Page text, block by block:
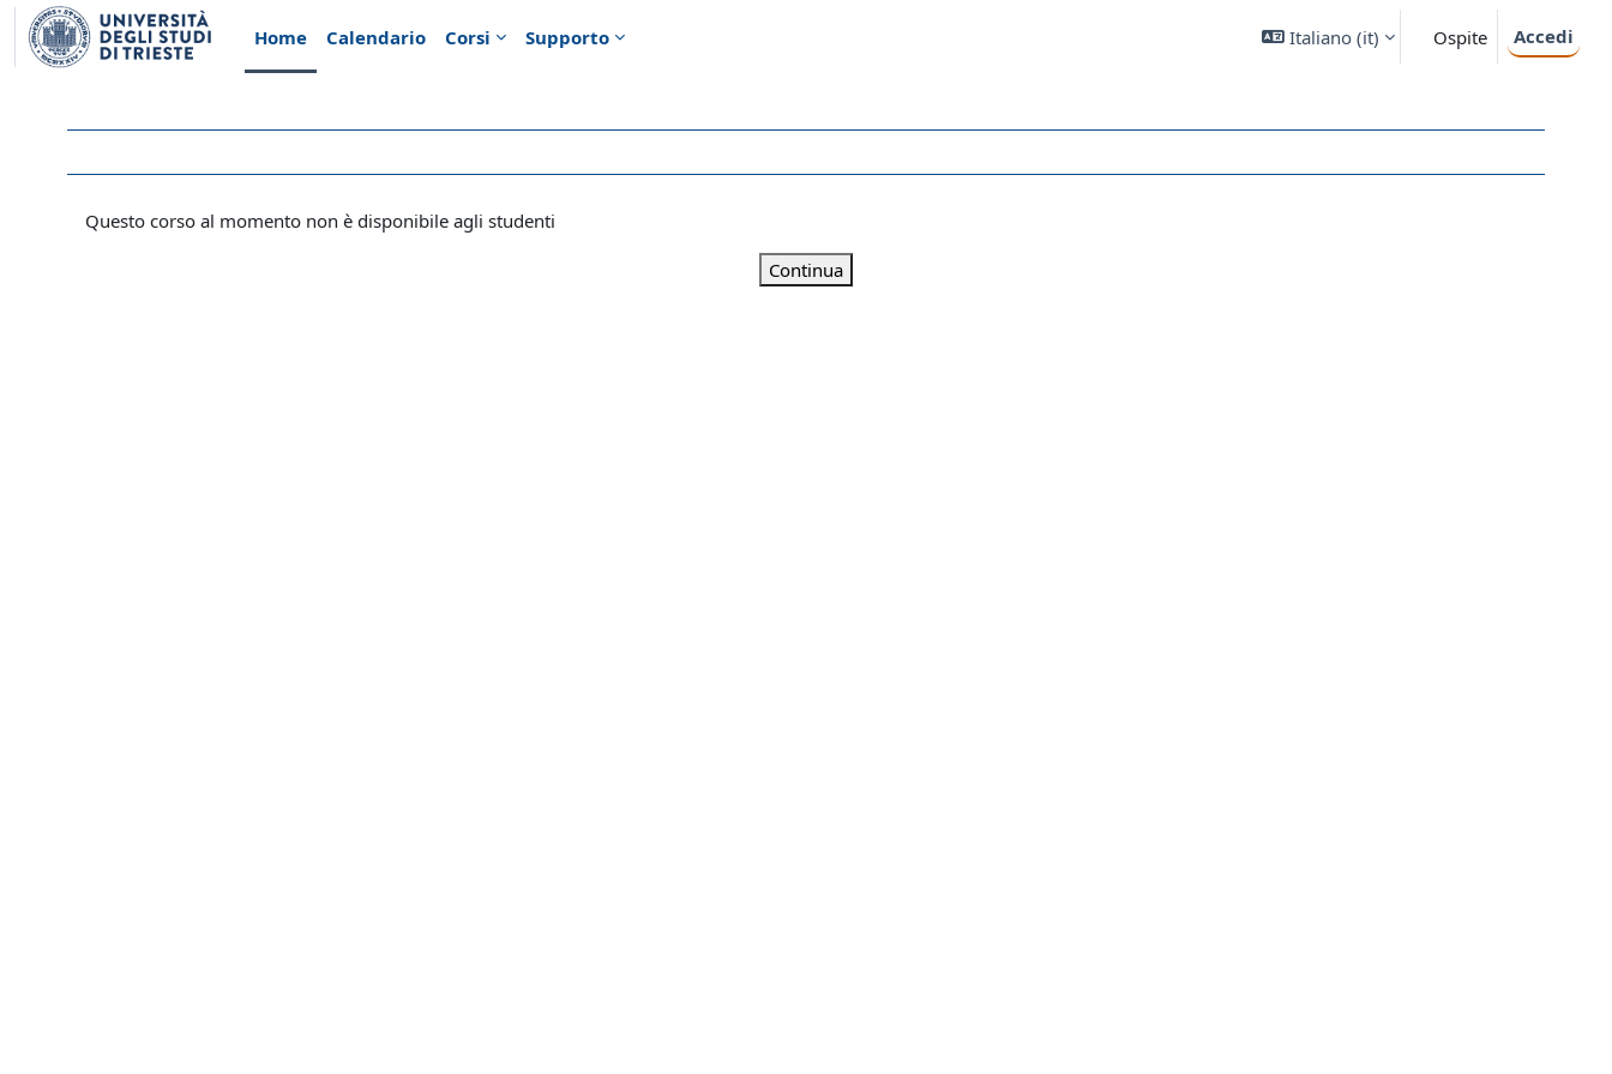
Vai al contenuto principale
Home
Calendario Corsi Supporto Italiano ‎(it)‎ Ospite Accedi
Questo corso al momento non è disponibile agli studenti
Continua